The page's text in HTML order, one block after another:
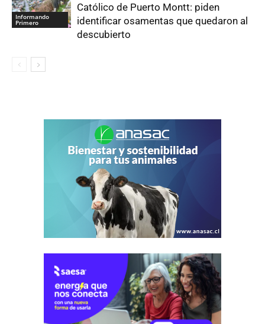
Informando
Primero
Católico de Puerto Montt: piden
identificar osamentas que quedaron al
descubierto